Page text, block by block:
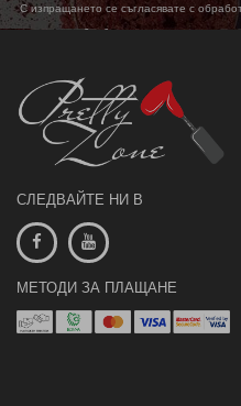
С изпращането се съгласявате с
обработка на маркетингови
СЛЕДВАЙТЕ НИ В
МЕТОДИ ЗА ПЛАЩАНЕ